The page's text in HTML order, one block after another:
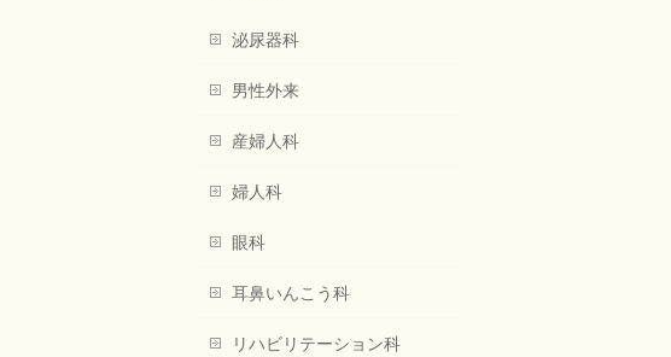
泌尿器科
男性外来
産婦人科
婦人科
眼科
耳鼻いんこう科
リハビリテーション科